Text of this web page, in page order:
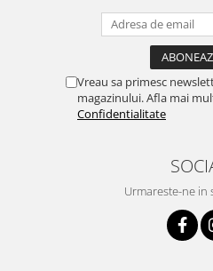
Vreau sa primesc
magazinului. Afla mai
Confidentialitate
Urmareste-ne in